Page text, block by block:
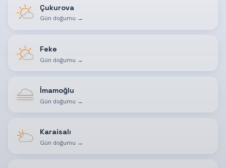
Çukurova
Gün doğumu →
Feke
Gün doğumu →
İmamoğlu
Gün doğumu →
Karaisalı
Gün doğumu →